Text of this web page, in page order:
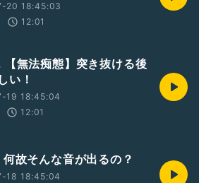
20 18:45:03
12:01
無法痴態】突き抜ける後
い！
19 18:45:04
12:01
故そんな音が出るの？
18 18:45:04